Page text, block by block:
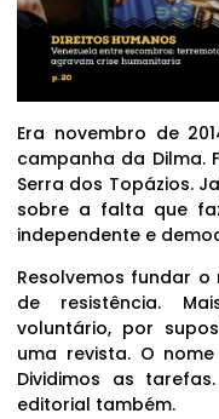
Era novembro de
campanha da Dilma.
Serra dos Topázios.
sobre a falta que
independente e
Resolvemos fundar
de resistência.
voluntário, por
uma revista. O
Dividimos as
editorial também.